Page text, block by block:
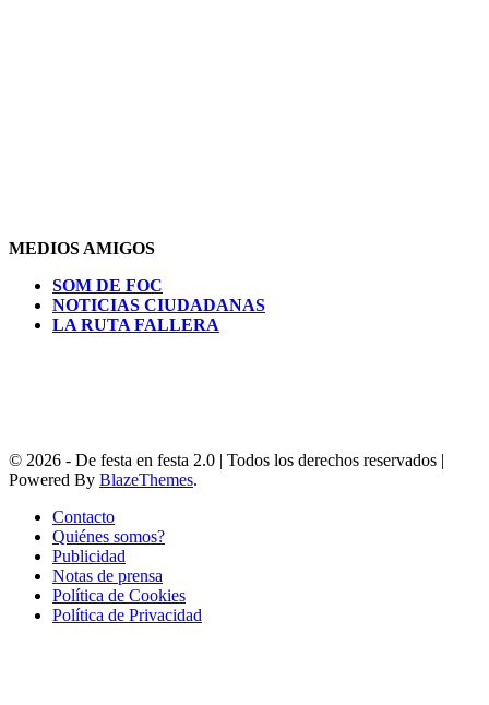
MEDIOS AMIGOS
SOM DE FOC
NOTICIAS CIUDADANAS
LA RUTA FALLERA
© 2026 - De festa en festa 2.0 | Todos los derechos reservados |
Powered By BlazeThemes.
Contacto
Quiénes somos?
Publicidad
Notas de prensa
Política de Cookies
Política de Privacidad